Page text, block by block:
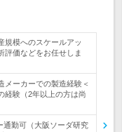
規模へのスケールアッ
評価などをお任せしま
ーカーでの製造経験＜
経験（2年以上の方は尚
勤可（大阪ソーダ研究